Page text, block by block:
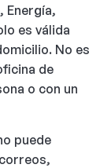
Energía,
es válida
No es
de
o con un
puede